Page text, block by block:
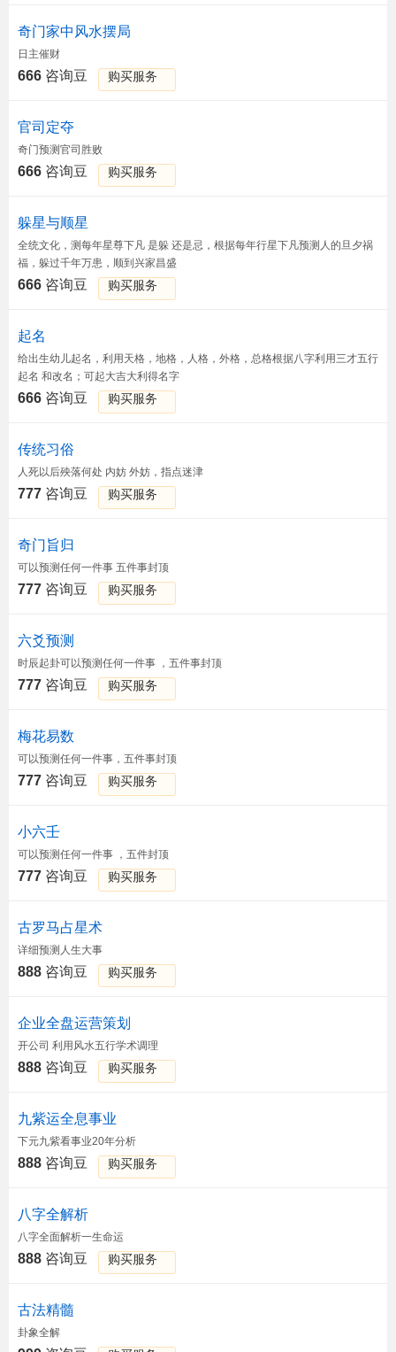
奇门家中风水摆局
日主催财
666 咨询豆 购买服务
官司定夺
奇门预测官司胜败
666 咨询豆 购买服务
躲星与顺星
全统文化，测每年星尊下凡 是躲 还是忌，根据每年行星下凡预测人的旦夕祸
福，躲过千年万患，顺到兴家昌盛
666 咨询豆 购买服务
起名
给出生幼儿起名，利用天格，地格，人格，外格，总格根据八字利用三才五行
起名 和改名；可起大吉大利得名字
666 咨询豆 购买服务
传统习俗
人死以后殃落何处 内妨 外妨，指点迷津
777 咨询豆 购买服务
奇门旨归
可以预测任何一件事 五件事封顶
777 咨询豆 购买服务
六爻预测
时辰起卦可以预测任何一件事 ，五件事封顶
777 咨询豆 购买服务
梅花易数
可以预测任何一件事，五件事封顶
777 咨询豆 购买服务
小六壬
可以预测任何一件事 ，五件封顶
777 咨询豆 购买服务
古罗马占星术
详细预测人生大事
888 咨询豆 购买服务
企业全盘运营策划
开公司 利用风水五行学术调理
888 咨询豆 购买服务
九紫运全息事业
下元九紫看事业20年分析
888 咨询豆 购买服务
八字全解析
八字全面解析一生命运
888 咨询豆 购买服务
古法精髓
卦象全解